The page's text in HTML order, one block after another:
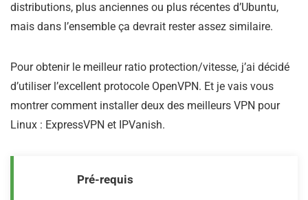
distributions, plus anciennes ou plus récentes d’Ubuntu,
mais dans l’ensemble ça devrait rester assez similaire.
Pour obtenir le meilleur ratio protection/vitesse, j’ai décidé
d’utiliser l’excellent protocole OpenVPN. Et je vais vous
montrer comment installer deux des meilleurs VPN pour
Linux : ExpressVPN et IPVanish.
Pré-requis